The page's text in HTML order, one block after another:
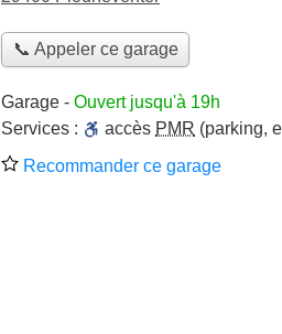
📞 Appeler ce garage
Garage - Ouvert jusqu'à 19h
Services :
accès PMR (parking,
Recommander ce garage